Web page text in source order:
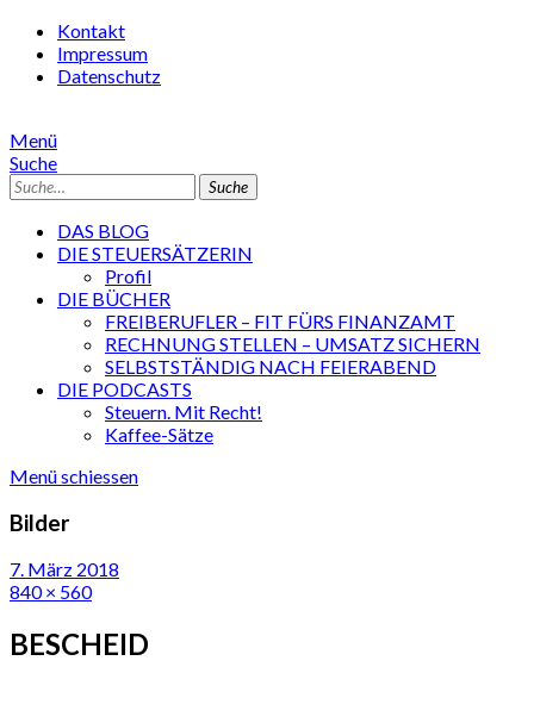
Kontakt
Impressum
Datenschutz
Menü
Suche
Suche
DAS BLOG
DIE STEUERSÄTZERIN
Profil
DIE BÜCHER
FREIBERUFLER – FIT FÜRS FINANZAMT
RECHNUNG STELLEN – UMSATZ SICHERN
SELBSTSTÄNDIG NACH FEIERABEND
DIE PODCASTS
Steuern. Mit Recht!
Kaffee-Sätze
Menü schiessen
Bilder
7. März 2018
840 × 560
BESCHEID